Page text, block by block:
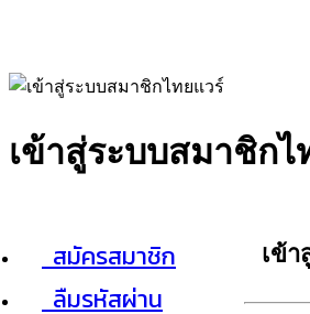
เข้าสู่ระบบสมาชิกไ
สมัครสมาชิก
ลืมรหัสผ่าน
เข้